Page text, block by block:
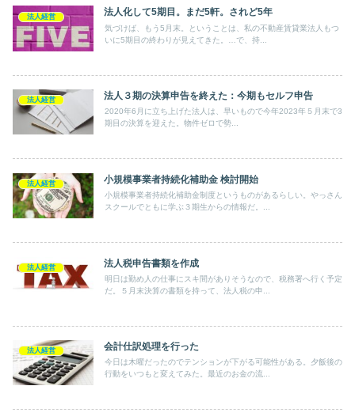
法人経営 法人化して5期目。まだ5軒。されど5年
気づけば、もう5月末。ということは、私の不動産賃貸業法人もつ
いに5期目の終わりが見えてきた。…で、持...
法人経営 法人３期の決算申告を終えた：今期もセルフ申告
2020年6月に立ち上げた法人は、早いもので今年2023年５月末で3
期目の決算を迎えた。物件ゼロで勢...
法人経営 小規模事業者持続化補助金 検討開始
小規模事業者持続化補助金制度というものがあるらしい。やっさん
スクールでともに学ぶ３期生からの情報だ。...
法人経営 法人税申告書類を作成
明日は勤め人の仕事にスキ間がありそうなので、税務署へ行く予定
だ。５月末決算の書類を持って、法人税の申...
法人経営 会計仕訳処理を行った
今日は木曜だったのでテンションが下がる可能性がある。夕飯後の
行動をいつもと変えてみた。最近のお金の流...